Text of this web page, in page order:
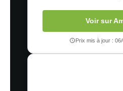
Voir sur
Prix mis à jour :